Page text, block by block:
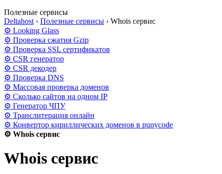
Полезные сервисы
Deltahost › Полезные сервисы › Whois сервис
⚙ Looking Glass
⚙ Проверка сжатия Gzip
⚙ Проверка SSL сертификатов
⚙ CSR генератор
⚙ CSR декодер
⚙ Проверка DNS
⚙ Массовая проверка доменов
⚙ Сколько сайтов на одном IP
⚙ Генератор ЧПУ
⚙ Транслитерация онлайн
⚙ Конвертор кириллических доменов в punycode
⚙ Whois сервис
Whois сервис